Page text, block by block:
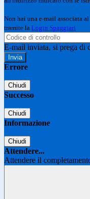
Non hai una e-mail associata
tramite la Login Spaggiari
E-mail inviata, si prega di
Errore
Chiudi
Successo
Chiudi
Informazione
Chiudi
Attendere...
Attendere il